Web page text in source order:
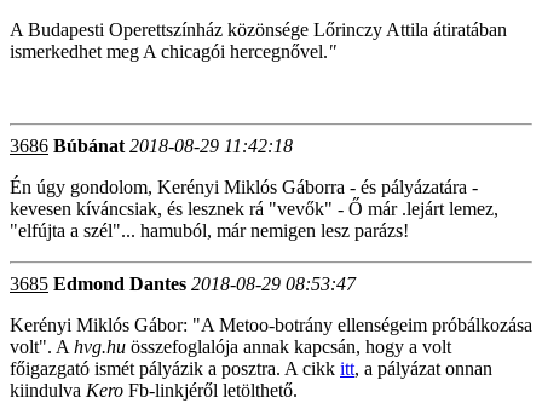
A Budapesti Operettszínház közönsége Lőrinczy Attila átiratában
ismerkedhet meg A chicagói hercegnővel."
3686 Búbánat 2018-08-29 11:42:18
Én úgy gondolom, Kerényi Miklós Gáborra - és pályázatára -
kevesen kíváncsiak, és lesznek rá "vevők" - Ő már .lejárt lemez,
"elfújta a szél"... hamuból, már nemigen lesz parázs!
3685 Edmond Dantes 2018-08-29 08:53:47
Kerényi Miklós Gábor: "A Metoo-botrány ellenségeim próbálkozása
volt". A hvg.hu összefoglalója annak kapcsán, hogy a volt
főigazgató ismét pályázik a posztra. A cikk itt, a pályázat onnan
kiindulva Kero Fb-linkjéről letölthető.